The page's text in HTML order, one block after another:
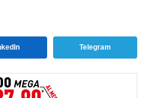
Telegram